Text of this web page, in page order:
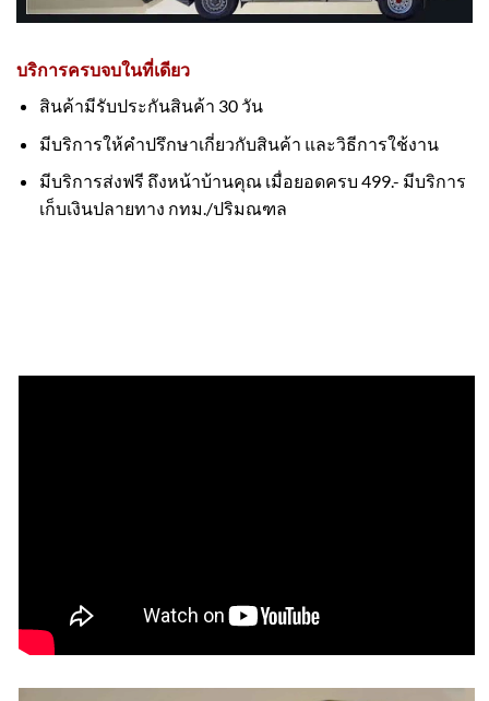
บริการครบจบในที่เดียว
สินค้ามีรับประกันสินค้า 30 วัน
มีบริการให้คำปรึกษาเกี่ยวกับสินค้า และวิธีการใช้งาน
มีบริการส่งฟรี ถึงหน้าบ้านคุณ เมื่อยอดครบ 499.- มีบริการ
เก็บเงินปลายทาง กทม./ปริมณฑล